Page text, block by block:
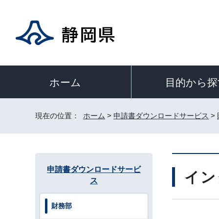
ホーム 目的から
現在の位置： ホーム > 申請書ダウンロードサービス >
イ
申請書ダウンロードサービ
ス
財務部